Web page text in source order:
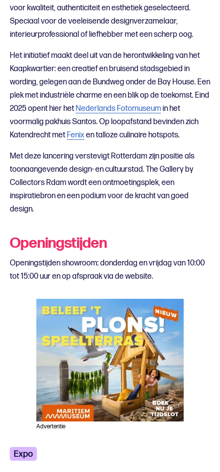
voor kwaliteit, authenticiteit en esthetiek geselecteerd.
Speciaal voor de veeleisende designverzamelaar,
interieurprofessional of liefhebber met een scherp oog.
Het initiatief maakt deel uit van de herontwikkeling van het
Kaapkwartier: een creatief en bruisend stadsgebied in
wording, gelegen aan de Bundweg onder de Bay House. Een
plek met industriële charme en een blik op de toekomst. Eind
2025 opent hier hetNederlands Fotomuseumin het
voormalig pakhuis Santos. Op loopafstand bevinden zich
Katendrecht metFenixen talloze culinaire hotspots.
Met deze lancering verstevigt Rotterdam zijn positie als
toonaangevende design- en cultuurstad. The Gallery by
Collectors Rdam wordt een ontmoetingsplek, een
inspiratiebron en een podium voor de kracht van goed
design.
Openingstijden
Openingstijden showroom: donderdag en vrijdag van 10:00
tot 15:00 uur en op afspraak via de website.
Advertentie
Expo